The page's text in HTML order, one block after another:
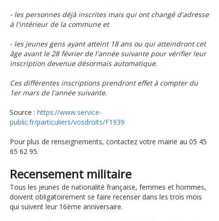
- les personnes déjà inscrites mais qui ont changé d'adresse
à l'intérieur de la commune et
- les jeunes gens ayant atteint 18 ans ou qui atteindront cet
âge avant le 28 février de l'année suivante pour vérifier leur
inscription devenue désormais automatique.
Ces différentes inscriptions prendront effet à compter du
1er mars de l'année suivante.
Source : https://www.service-
public.fr/particuliers/vosdroits/F1939
Pour plus de renseignements, contactez votre mairie au 05 45
65 62 95.
Recensement militaire
Tous les jeunes de nationalité française, femmes et hommes,
doivent obligatoirement se faire recenser dans les trois mois
qui suivent leur 16ème anniversaire.